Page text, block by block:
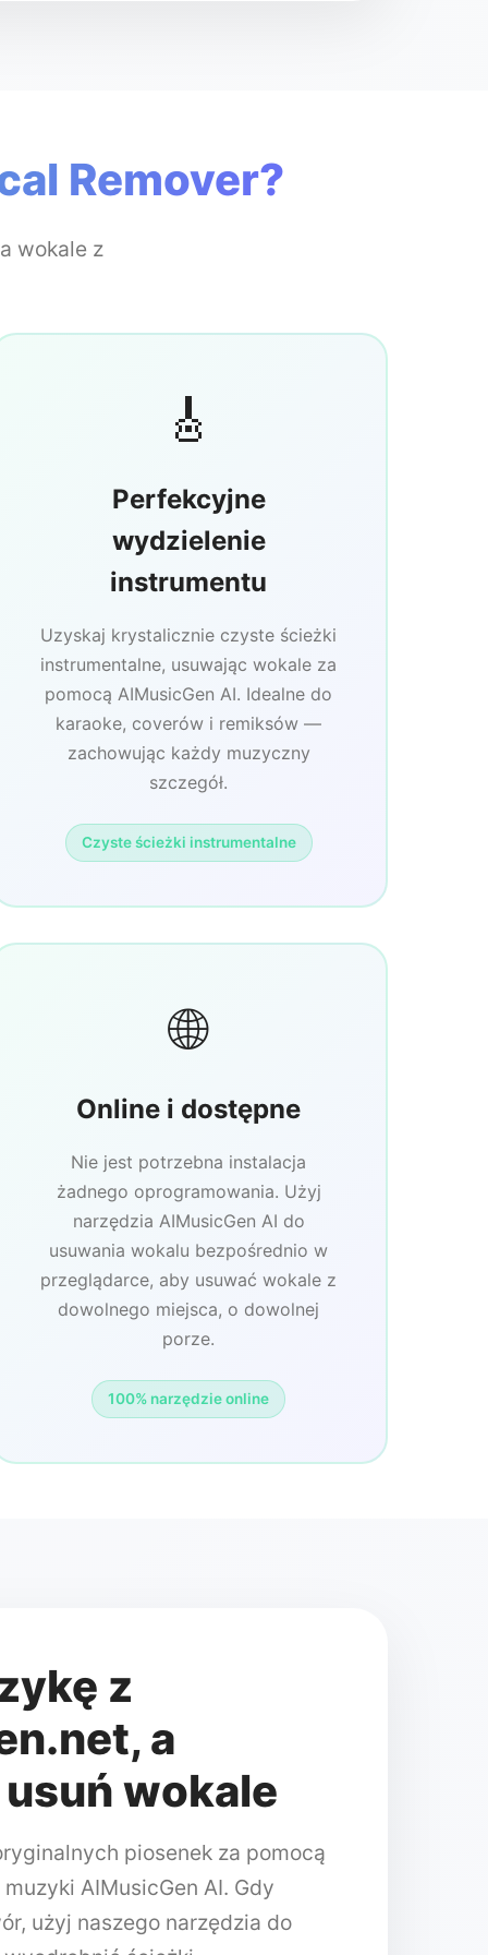
Remover?
wokale z
🎸
Perfekcyjne
wydzielenie
instrumentu
Uzyskaj krystalicznie czyste ścieżki
instrumentalne, usuwając wokale za
pomocą AIMusicGen AI. Idealne do
karaoke, coverów i remiksów —
zachowując każdy muzyczny
szczegół.
Czyste ścieżki instrumentalne
🌐
Online i dostępne
Nie jest potrzebna instalacja
żadnego oprogramowania. Użyj
narzędzia AIMusicGen AI do
usuwania wokalu bezpośrednio w
przeglądarce, aby usuwać wokale z
dowolnego miejsca, o dowolnej
porze.
100% narzędzie online
z
a
wokale
piosenek za pomocą
AIMusicGen AI. Gdy
użyj naszego narzędzia do